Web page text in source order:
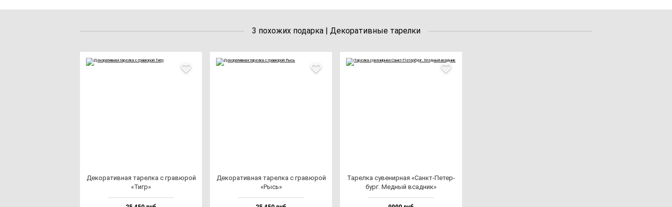
3 похожих подарка | Декоративные тарелки
Деко­ра­тив­ная та­рел­ка с гра­вю­рой
«Тигр»
Деко­ра­тив­ная та­рел­ка с гра­вю­рой
«Рысь»
Тарел­ка су­ве­нир­ная «Санкт-Петер­
бург. Мед­ный всад­ник»